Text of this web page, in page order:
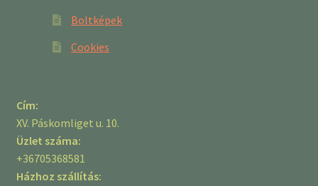
Boltképek
Cookies
Cím:
XV. Páskomliget u. 10.
Üzlet száma:
+36705368581
Házhoz szállítás: